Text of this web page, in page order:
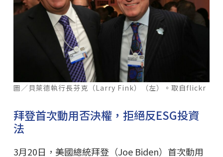
圖／貝萊德執行長芬克（Larry Fink）（左）。取自flickr
拜登首次動用否決權，拒絕反ESG投資
法
3月20日，美國總統拜登（Joe Biden）首次動用